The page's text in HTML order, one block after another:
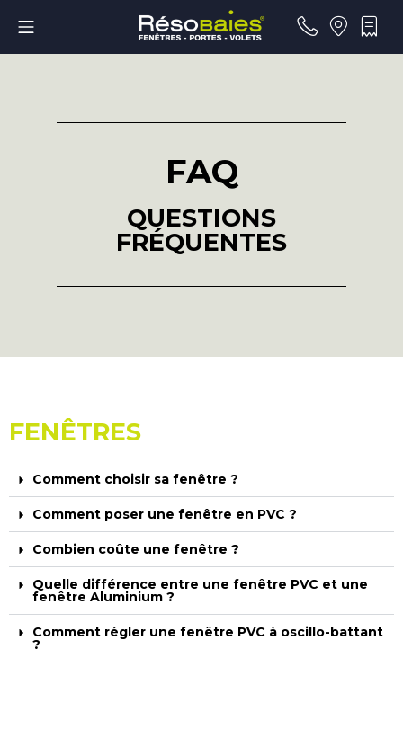
FAQ
QUESTIONS
FRÉQUENTES
FENÊTRES
Comment choisir sa fenêtre ?
Comment poser une fenêtre en PVC ?
Combien coûte une fenêtre ?
Quelle différence entre une fenêtre PVC et une
fenêtre Aluminium ?
Comment régler une fenêtre PVC à oscillo-battant
?